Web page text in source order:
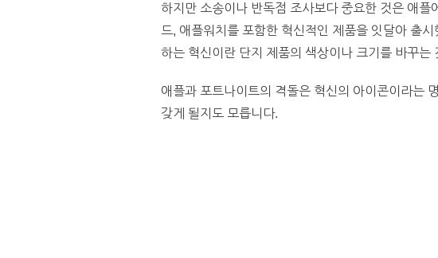
하지만 소송이나 반독점 조사보다 중요한 것은 애
드, 애플워치를 포함한 혁신적인 제품을 잇달아 출
하는 혁신이란 단지 제품의 색상이나 크기를 바꾸는
애플과 포트나이트의 격돌은 혁신의 아이콘이라는
갖게 될지도 모릅니다.